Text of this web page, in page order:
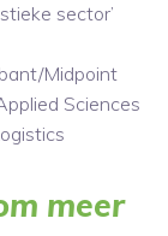
sector’
Midpoint
Sciences
meer